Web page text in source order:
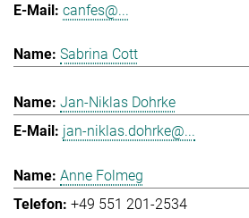
canfes@...
Sabrina Cott
Jan-Niklas Dohrke
jan-niklas.dohrke@...
Anne Folmeg
+49 551 201-2534